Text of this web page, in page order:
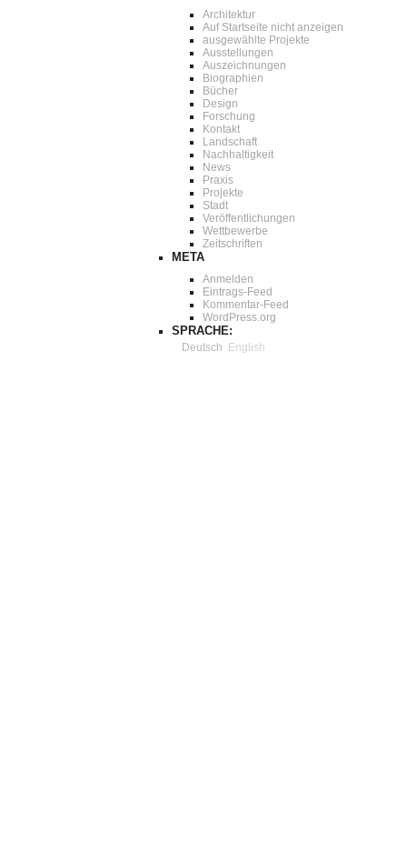
Architektur
Auf Startseite nicht anzeigen
ausgewählte Projekte
Ausstellungen
Auszeichnungen
Biographien
Bücher
Design
Forschung
Kontakt
Landschaft
Nachhaltigkeit
News
Praxis
Projekte
Stadt
Veröffentlichungen
Wettbewerbe
Zeitschriften
META
Anmelden
Eintrags-Feed
Kommentar-Feed
WordPress.org
SPRACHE:
Deutsch English